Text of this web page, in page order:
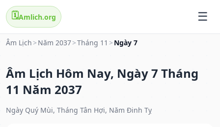
🗓️Amlich.org
Âm Lịch > Năm 2037>Tháng 11 > Ngày 7
Âm Lịch Hôm Nay, Ngày 7 Tháng
11 Năm 2037
Ngày Quý Mùi, Tháng Tân Hợi, Năm Đinh Tỵ